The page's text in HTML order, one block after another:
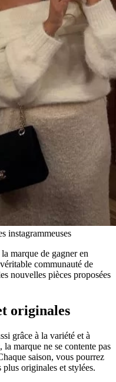
instagrammeuses
marque de gagner en
communauté de
nouvelles pièces proposées
originales
grâce à la variété et à
marque ne se contente pas
saison, vous pourrez
originales et stylées.